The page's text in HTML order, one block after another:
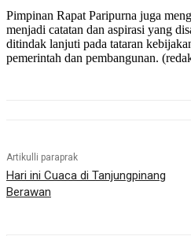
Pimpinan Rapat Paripurna juga
menjadi catatan dan aspirasi yang
ditindak lanjuti pada tataran
pemerintah dan pembangunan.
Artikulli paraprak
Hari ini Cuaca di Tanjungpinang
Berawan